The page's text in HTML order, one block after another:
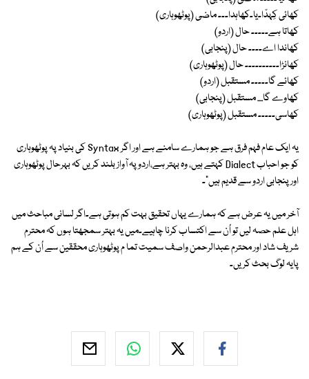
کھائی کِہدّا۔یا۔کھاہدا۔۔۔ ماضی (پوٹھوہاری)
کھاتا ہے۔۔۔۔۔ حال (اردو)
کھاندا اے۔۔۔۔ حال (پنجابی)
کھانڑا۔۔۔۔۔۔۔۔۔۔ حال (پوٹھوہاری)
کھائے گا۔۔۔۔۔ مستقبل (اردو)
کھاوے گا.... مستقبل (پنجابی)
کھاسی۔۔۔۔۔ مستقبل (پوٹھوہاری)
یہ ایک عام فہم فرق ہے جو ہمارے سامنے ہے اور اگر Syntax کی بنیاد پہ پوٹھوہاری
کو جو احباب Dialect کہتے ہیں، وہ بہتر ہے،اردو پہ آواز بلند کریں کہ بہرحال پوٹھوہاری
اور پنجابی اردو سے قدیم ہیں"۔
آخر میں یہ عرض ہے کہ ہمارے یہاں تحقیق بہت کم ہوتی ہے۔اگر لسانی مباحث میں
اہل علم حصہ لیں تو اُن سے اکتساب کرنا چاہیے۔میں یہ بہتر سمجھتا ہوں کہ محترم
شریف شاد اور محترم عبدالرحمن واصف سمیت تما م پوٹھوہاری محققین سے اُن کے ہم
پایہ لوگ بحث کریں۔